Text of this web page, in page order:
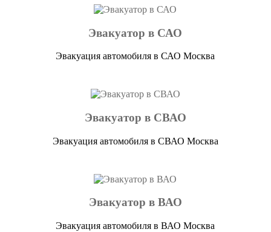
Эвакуатор в САО
Эвакуация автомобиля в САО Москва
Эвакуатор в СВАО
Эвакуация автомобиля в СВАО Москва
Эвакуатор в ВАО
Эвакуация автомобиля в ВАО Москва